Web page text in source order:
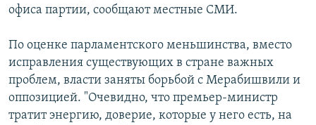
МИР
ГОЛОСА
офиса партии, сообщают местные СМИ.
По оценке парламентского меньшинства, вместо
исправления существующих в стране важных
проблем, власти заняты борьбой с Мерабишвили и
оппозицией. "Очевидно, что премьер-министр
тратит энергию, доверие, которые у него есть, на